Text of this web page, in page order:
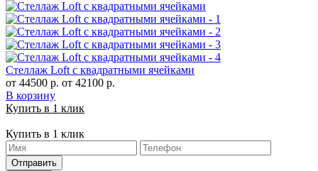
Стеллаж Loft с квадратными ячейками
от 44500 р. от 42100 р.
В корзину
Купить в 1 клик
Купить в 1 клик
Отправить